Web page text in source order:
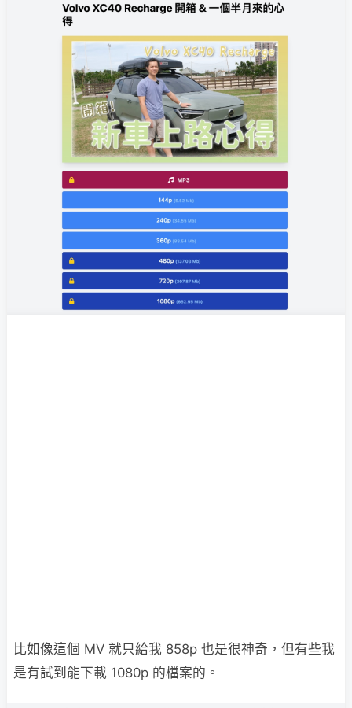
比如像這個 MV 就只給我 858p 也是很神奇，但有些我
是有試到能下載 1080p 的檔案的。